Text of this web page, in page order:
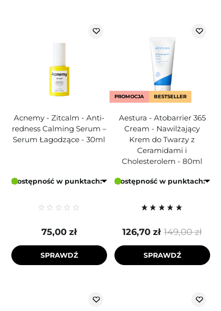
Acnemy - Zitcalm - Anti-
redness Calming Serum –
Serum Łagodzące - 30ml
Dostępność w punktach:
75,00 zł
SPRAWDŹ
PROMOCJA BESTSELLER
Aestura - Atobarrier 365
Cream - Nawilżający
Krem do Twarzy z
Ceramidami i
Cholesterolem - 80ml
Dostępność w punktach:
149,00 zł
126,70 zł
SPRAWDŹ